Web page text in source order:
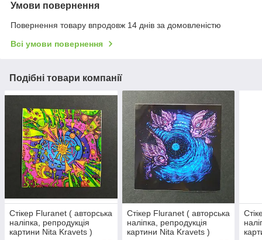
Умови повернення
Повернення товару впродовж 14 днів за домовленістю
Всі умови повернення
Подібні товари компанії
Стікер Fluranet ( авторська
наліпка, репродукція
картини Nita Kravets )
Стікер Fluranet ( авторська
наліпка, репродукція
картини Nita Kravets )